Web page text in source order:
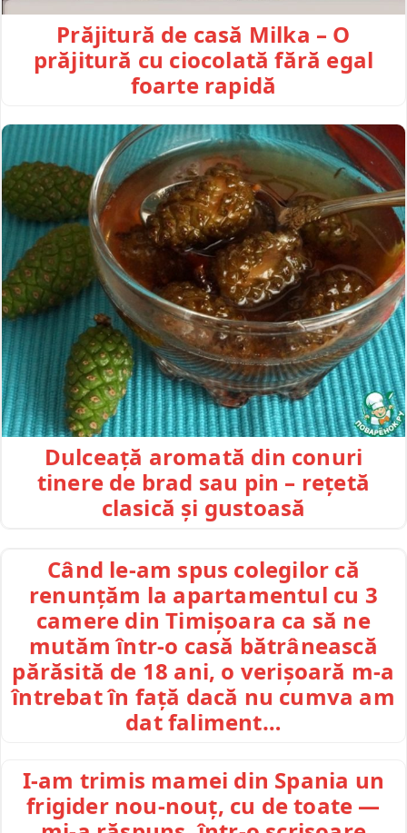
Prăjitură de casă Milka – O
prăjitură cu ciocolată fără egal
foarte rapidă
Dulceață aromată din conuri
tinere de brad sau pin – rețetă
clasică și gustoasă
Când le-am spus colegilor că
renunțăm la apartamentul cu 3
camere din Timișoara ca să ne
mutăm într-o casă bătrânească
părăsită de 18 ani, o verișoară m-a
întrebat în față dacă nu cumva am
dat faliment…
I-am trimis mamei din Spania un
frigider nou-nouț, cu de toate —